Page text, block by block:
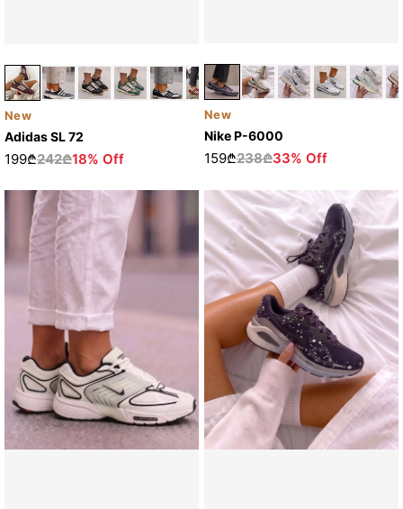
New
Adidas SL 72
199₾242₾18% Off
New
Nike P-6000
159₾238₾33% Off